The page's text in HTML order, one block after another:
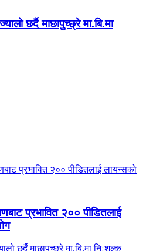
छर्दै माछापुच्छ्रे मा.बि.मा
प्रभावित २०० पीडितलाई